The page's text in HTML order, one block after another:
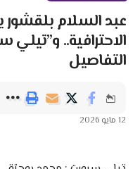
عبد السلام بلقشور
الاحترافية..
التفاصيل